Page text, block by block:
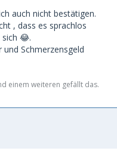
auch nicht bestätigen.
, dass es sprachlos
😂.
Schmerzensgeld
einem weiteren gefällt das.